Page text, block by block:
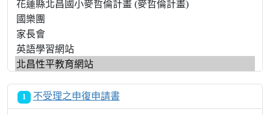
1 不受理之申復申請書